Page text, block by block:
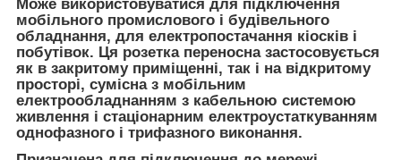
Може використовуватися для підключення
мобільного промислового і будівельного
обладнання, для електропостачання кіосків і
побутівок. Ця розетка переносна застосовується
як в закритому приміщенні, так і на відкритому
просторі, сумісна з мобільним
електрообладнанням з кабельною системою
живлення і стаціонарним електроустаткуванням
однофазного і трифазного виконання.